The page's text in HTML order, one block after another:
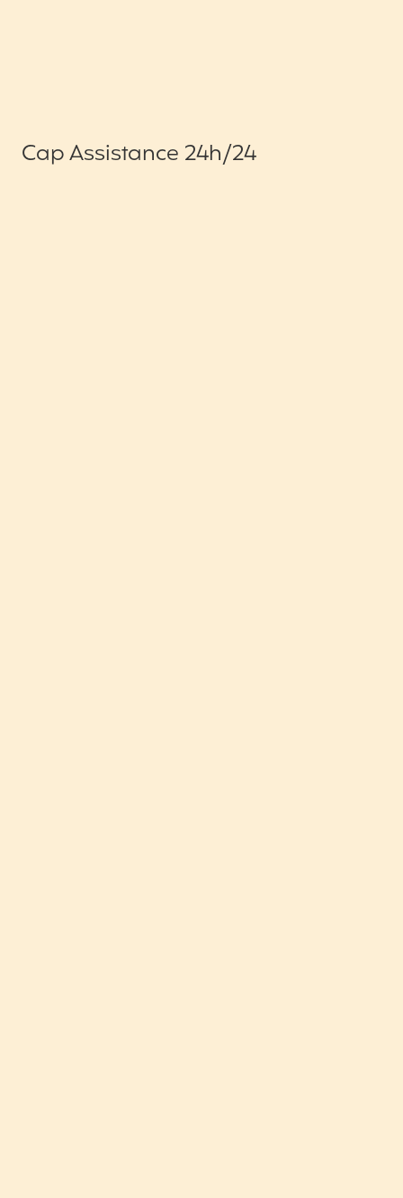
Cap Assistance 24h/24